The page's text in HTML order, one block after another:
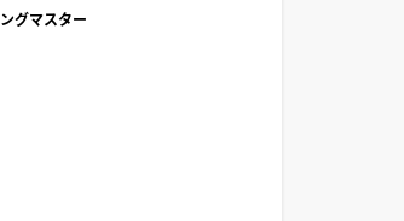
グマスター